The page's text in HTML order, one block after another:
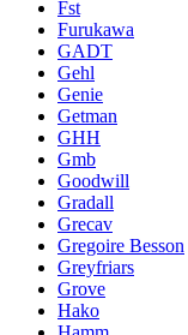
Fst
Furukawa
GADT
Gehl
Genie
Getman
GHH
Gmb
Goodwill
Gradall
Grecav
Gregoire Besson
Greyfriars
Grove
Hako